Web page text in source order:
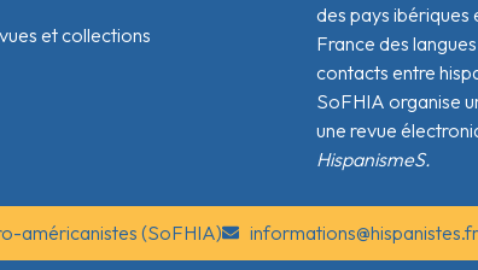
et collections
des pays ibériques
France des
contacts entre
SoFHIA organise
une revue
HispanismeS.
américanistes (SoFHIA) informations@hispanistes.fr